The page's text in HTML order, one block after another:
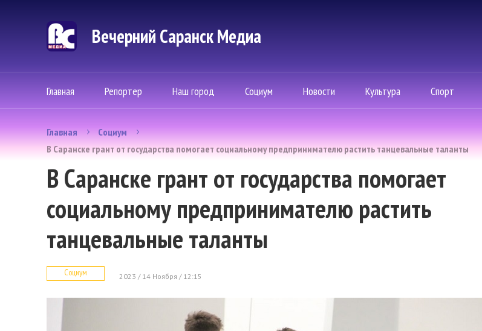
Вечерний Саранск Mедиа
Главная Репортер Наш город Социум Новости Культура Спорт
Главная
Социум
В Саранске грант от государства помогает социальному предпринимателю растить танцевальные таланты
В Саранске грант от государства помогает
социальному предпринимателю растить
танцевальные таланты
Социум 2023 / 14 Ноября / 12:15